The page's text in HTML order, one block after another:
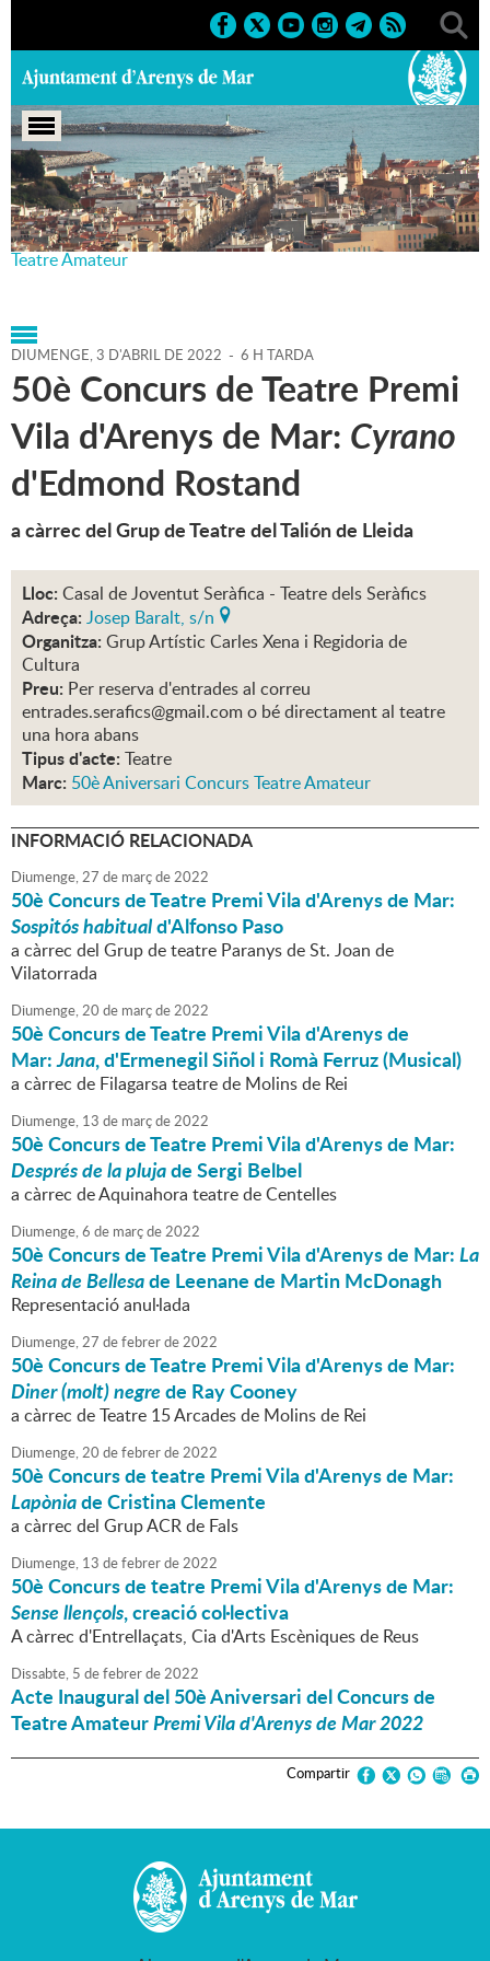
Portada > Agenda > 03-04-
2022 > Marcs > Culturals > 2022 > 50è Aniversari Concurs
Teatre Amateur
DIUMENGE,3 D'ABRIL DE 2022 - 6 H TARDA
50è Concurs de Teatre Premi
Vila d'Arenys de Mar: Cyrano
d'Edmond Rostand
a càrrec del Grup de Teatre del Talión de Lleida
Lloc: Casal de Joventut Seràfica - Teatre dels Seràfics
Adreça: Josep Baralt, s/n
Organitza: Grup Artístic Carles Xena i Regidoria de
Cultura
Preu: Per reserva d'entrades al correu
entrades.serafics@gmail.com o bé directament al teatre
una hora abans
Tipus d'acte: Teatre
Marc: 50è Aniversari Concurs Teatre Amateur
INFORMACIÓ RELACIONADA
Diumenge,27 de marçde2022
50è Concurs de Teatre Premi Vila d'Arenys de Mar:
Sospitós habituald'Alfonso Paso
a càrrec del Grup de teatre Paranys de St. Joan de
Vilatorrada
Diumenge,20 de marçde2022
50è Concurs de Teatre Premi Vila d'Arenys de
Mar:Jana, d'Ermenegil Siñol i Romà Ferruz (Musical)
a càrrec de Filagarsa teatre de Molins de Rei
Diumenge, 13 de marçde2022
50è Concurs de Teatre Premi Vila d'Arenys de Mar:
Després de la plujade Sergi Belbel
a càrrec de Aquinahora teatre de Centelles
Diumenge,6 de marçde2022
50è Concurs de Teatre Premi Vila d'Arenys de Mar:La
Reina de Bellesade Leenane de Martin McDonagh
Representació anul·lada
Diumenge,27 defebrerde2022
50è Concurs de Teatre Premi Vila d'Arenys de Mar:
Diner (molt) negrede Ray Cooney
a càrrec de Teatre 15 Arcades de Molins de Rei
Diumenge,20 defebrerde2022
50è Concurs de teatre Premi Vila d'Arenys de Mar:
Lapòniade Cristina Clemente
a càrrec del Grup ACR de Fals
Diumenge, 13 defebrerde2022
50è Concurs de teatre Premi Vila d'Arenys de Mar:
Sense llençols, creació col·lectiva
A càrrec d'Entrellaçats, Cia d'Arts Escèniques de Reus
Dissabte, 5 defebrerde2022
Acte Inaugural del 50è Aniversari del Concurs de
Teatre AmateurPremi Vila d'Arenys de Mar 2022
Compartir